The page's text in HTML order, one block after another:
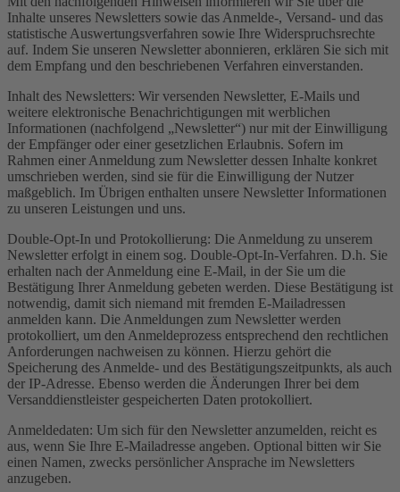
Inhalte unseres Newsletters sowie das Anmelde-, Versand- und das
statistische Auswertungsverfahren sowie Ihre Widerspruchsrechte
auf. Indem Sie unseren Newsletter abonnieren, erklären Sie sich mit
dem Empfang und den beschriebenen Verfahren einverstanden.
Inhalt des Newsletters: Wir versenden Newsletter, E-Mails und
weitere elektronische Benachrichtigungen mit werblichen
Informationen (nachfolgend „Newsletter“) nur mit der Einwilligung
der Empfänger oder einer gesetzlichen Erlaubnis. Sofern im
Rahmen einer Anmeldung zum Newsletter dessen Inhalte konkret
umschrieben werden, sind sie für die Einwilligung der Nutzer
maßgeblich. Im Übrigen enthalten unsere Newsletter Informationen
zu unseren Leistungen und uns.
Double-Opt-In und Protokollierung: Die Anmeldung zu unserem
Newsletter erfolgt in einem sog. Double-Opt-In-Verfahren. D.h. Sie
erhalten nach der Anmeldung eine E-Mail, in der Sie um die
Bestätigung Ihrer Anmeldung gebeten werden. Diese Bestätigung ist
notwendig, damit sich niemand mit fremden E-Mailadressen
anmelden kann. Die Anmeldungen zum Newsletter werden
protokolliert, um den Anmeldeprozess entsprechend den rechtlichen
Anforderungen nachweisen zu können. Hierzu gehört die
Speicherung des Anmelde- und des Bestätigungszeitpunkts, als auch
der IP-Adresse. Ebenso werden die Änderungen Ihrer bei dem
Versanddienstleister gespeicherten Daten protokolliert.
Anmeldedaten: Um sich für den Newsletter anzumelden, reicht es
aus, wenn Sie Ihre E-Mailadresse angeben. Optional bitten wir Sie
einen Namen, zwecks persönlicher Ansprache im Newsletters
anzugeben.